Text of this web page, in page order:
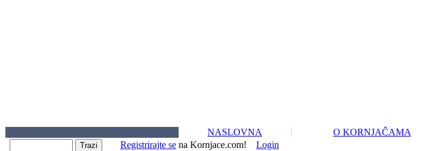
NASLOVNA O KORNJAČAMA
Registrirajte se na Kornjace.com!
Login